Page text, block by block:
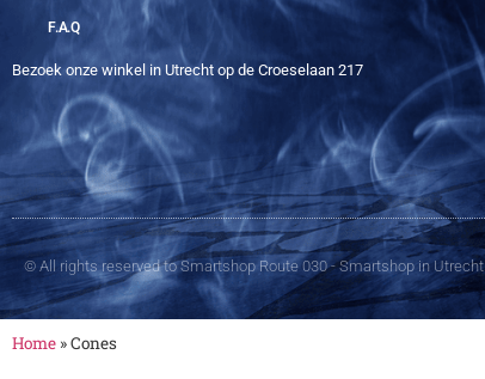
F.A.Q
Bezoek onze winkel in Utrecht op de Croeselaan 217
© All rights reserved to Smartshop Route 030 - Smartshop in Utrecht
Home »Cones